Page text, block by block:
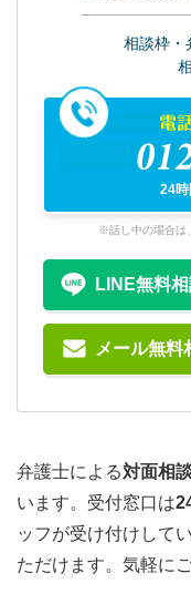
相談枠・
電
24
※話し中の場合は
LINE無料
メール無料
弁護士による対面相
います。受付窓口は
ッフが受け付けして
ただけます。気軽に